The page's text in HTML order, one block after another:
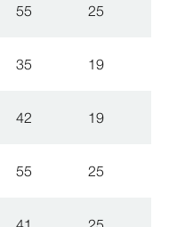
55 25
35 19
42 19
55 25